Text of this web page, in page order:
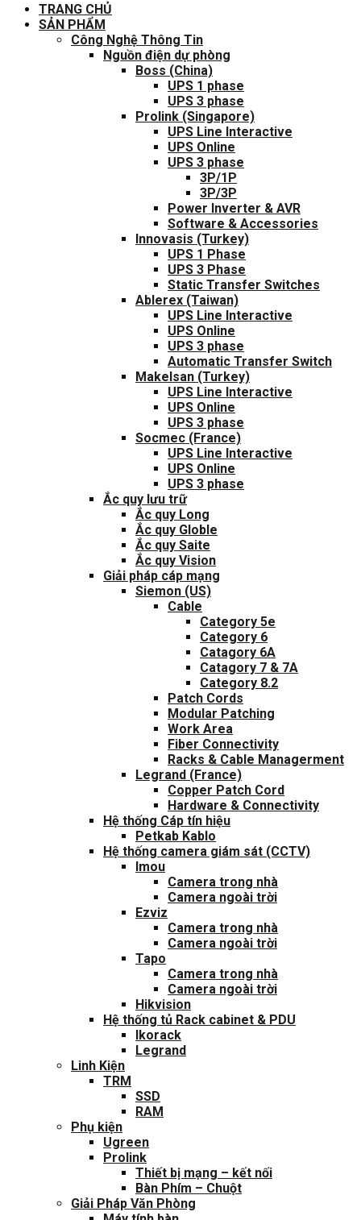
TRANG CHỦ
SẢN PHẨM
Công Nghệ Thông Tin
Nguồn điện dự phòng
Boss (China)
UPS 1 phase
UPS 3 phase
Prolink (Singapore)
UPS Line Interactive
UPS Online
UPS 3 phase
3P/1P
3P/3P
Power Inverter & AVR
Software & Accessories
Innovasis (Turkey)
UPS 1 Phase
UPS 3 Phase
Static Transfer Switches
Ablerex (Taiwan)
UPS Line Interactive
UPS Online
UPS 3 phase
Automatic Transfer Switch
Makelsan (Turkey)
UPS Line Interactive
UPS Online
UPS 3 phase
Socmec (France)
UPS Line Interactive
UPS Online
UPS 3 phase
Ắc quy lưu trữ
Ắc quy Long
Ắc quy Globle
Ắc quy Saite
Ắc quy Vision
Giải pháp cáp mạng
Siemon (US)
Cable
Category 5e
Category 6
Catagory 6A
Catagory 7 & 7A
Category 8.2
Patch Cords
Modular Patching
Work Area
Fiber Connectivity
Racks & Cable Managerment
Legrand (France)
Copper Patch Cord
Hardware & Connectivity
Hệ thống Cáp tín hiệu
Petkab Kablo
Hệ thống camera giám sát (CCTV)
Imou
Camera trong nhà
Camera ngoài trời
Ezviz
Camera trong nhà
Camera ngoài trời
Tapo
Camera trong nhà
Camera ngoài trời
Hikvision
Hệ thống tủ Rack cabinet & PDU
Ikorack
Legrand
Linh Kiện
TRM
SSD
RAM
Phụ kiện
Ugreen
Prolink
Thiết bị mạng – kết nối
Bàn Phím – Chuột
Giải Pháp Văn Phòng